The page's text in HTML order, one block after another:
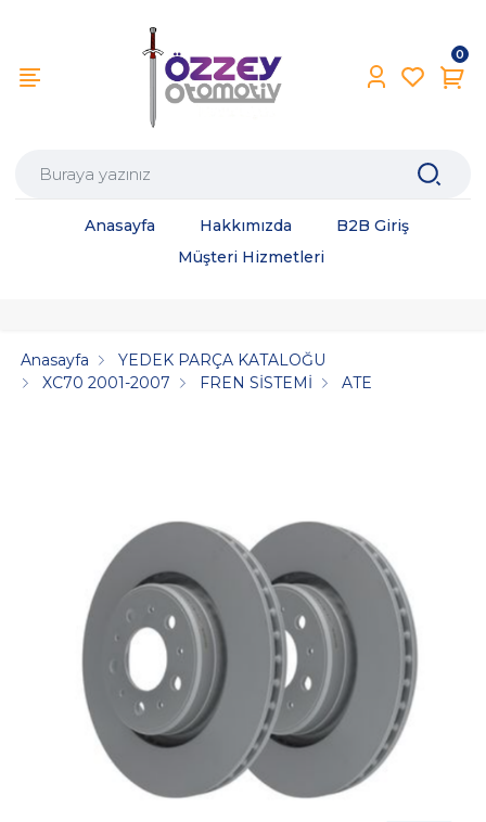
0
Anasayfa Hakkımızda
B2B Giriş
Müşteri Hizmetleri
Anasayfa
YEDEK PARÇA KATALOĞU
XC70 2001-2007
FREN SİSTEMİ ATE